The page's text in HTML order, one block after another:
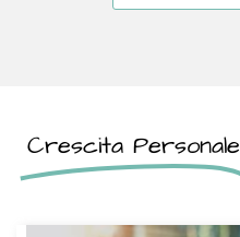
Crescita Personale